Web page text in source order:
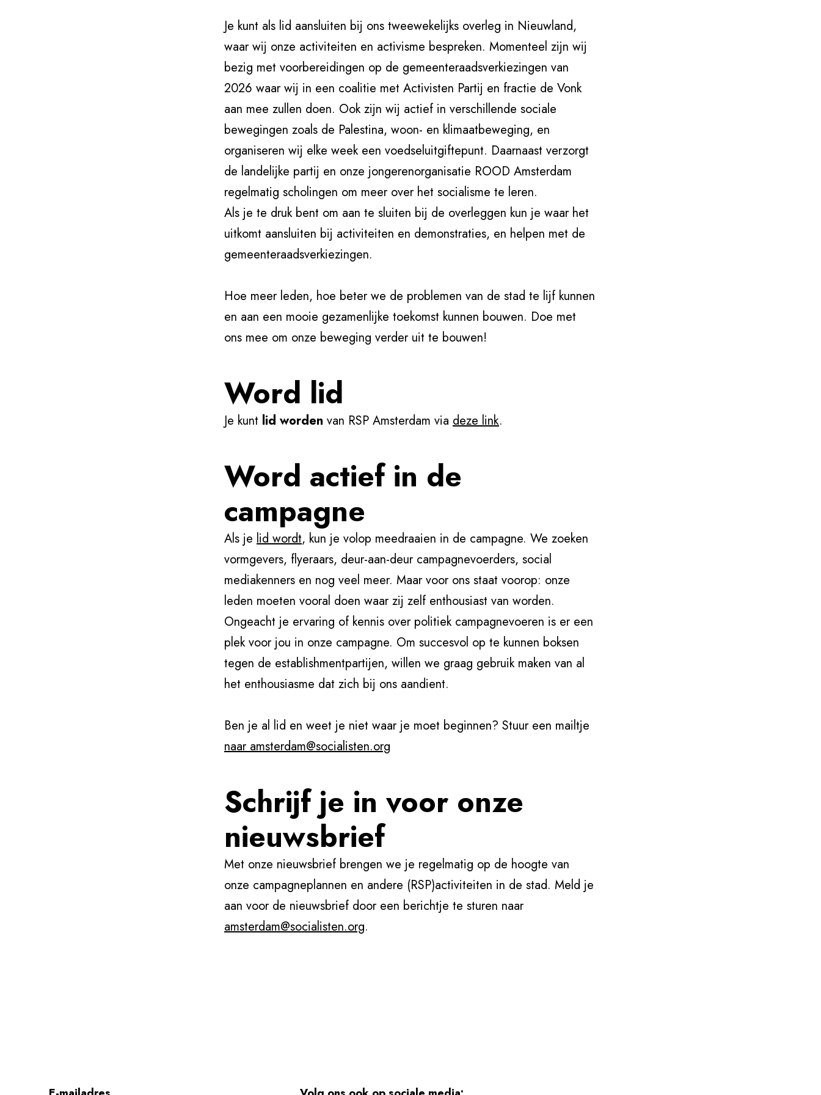
Je kunt als lid aansluiten bij ons tweewekelijks overleg in Nieuwland,
waar wij onze activiteiten en activisme bespreken. Momenteel zijn wij
bezig met voorbereidingen op de gemeenteraadsverkiezingen van
2026 waar wij in een coalitie met Activisten Partij en fractie de Vonk
aan mee zullen doen. Ook zijn wij actief in verschillende sociale
bewegingen zoals de Palestina, woon- en klimaatbeweging, en
organiseren wij elke week een voedseluitgiftepunt. Daarnaast verzorgt
de landelijke partij en onze jongerenorganisatie ROOD Amsterdam
regelmatig scholingen om meer over het socialisme te leren.
Als je te druk bent om aan te sluiten bij de overleggen kun je waar het
uitkomt aansluiten bij activiteiten en demonstraties, en helpen met de
gemeenteraadsverkiezingen.
Hoe meer leden, hoe beter we de problemen van de stad te lijf kunnen
en aan een mooie gezamenlijke toekomst kunnen bouwen. Doe met
ons mee om onze beweging verder uit te bouwen!
Word lid
Je kunt lid worden van RSP Amsterdam via deze link.
Word actief in de
campagne
Als je lid wordt, kun je volop meedraaien in de campagne. We zoeken
vormgevers, flyeraars, deur-aan-deur campagnevoerders, social
mediakenners en nog veel meer. Maar voor ons staat voorop: onze
leden moeten vooral doen waar zij zelf enthousiast van worden.
Ongeacht je ervaring of kennis over politiek campagnevoeren is er een
plek voor jou in onze campagne. Om succesvol op te kunnen boksen
tegen de establishmentpartijen, willen we graag gebruik maken van al
het enthousiasme dat zich bij ons aandient.
Ben je al lid en weet je niet waar je moet beginnen? Stuur een mailtje
naar amsterdam@socialisten.org
Schrijf je in voor onze
nieuwsbrief
Met onze nieuwsbrief brengen we je regelmatig op de hoogte van
onze campagneplannen en andere (RSP)activiteiten in de stad. Meld je
aan voor de nieuwsbrief door een berichtje te sturen naar
amsterdam@socialisten.org.